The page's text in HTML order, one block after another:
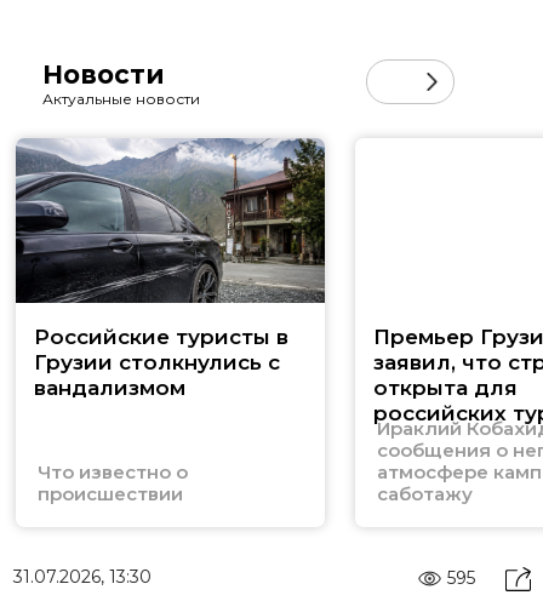
Новости
Актуальные новости
Российские туристы в
Грузии столкнулись с
вандализмом
Что известно о
происшествии
Премьер
заявил, что
открыта для
российских
Ираклий
сообщения о
атмосфере
саботажу
31.07.2026, 13:30 595